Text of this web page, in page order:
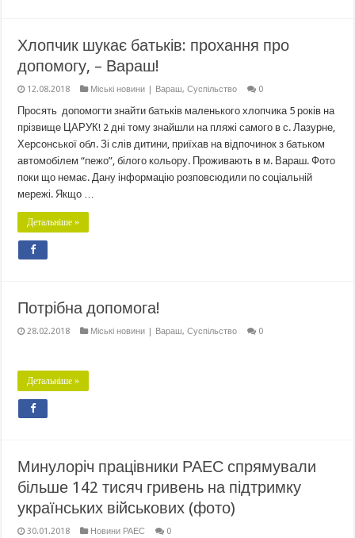
Хлопчик шукає батьків: прохання про
допомогу, – Вараш!
12.08.2018 Міські новини | Вараш,Суспільство 0
Просять допомогти знайти батьків маленького хлопчика 5 років на
прізвище ЦАРУК! 2 дні тому знайшли на пляжі самого в с. Лазурне,
Херсонської обл. Зі слів дитини, приїхав на відпочинок з батьком
автомобілем “пежо”, білого кольору. Проживають в м. Вараш. Фото
поки що немає. Дану інформацію розповсюдили по соціальній
мережі. Якщо …
Детальніше »
Потрібна допомога!
28.02.2018 Міські новини | Вараш,Суспільство 0
Детальніше »
Минулоріч працівники РАЕС спрямували
більше 142 тисяч гривень на підтримку
українських військових (фото)
30.01.2018 Новини РАЕС 0